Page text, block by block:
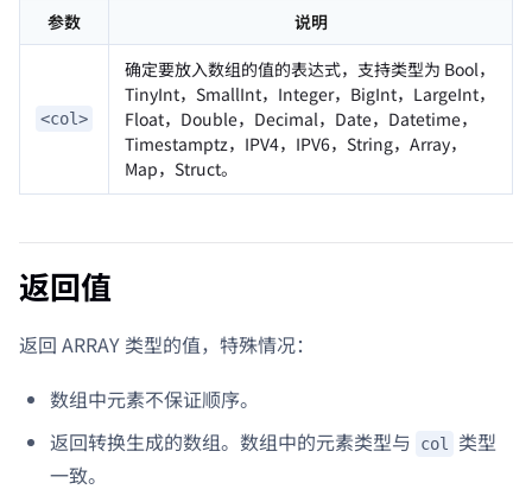
参数 说明
<col>
确定要放入数组的值的表达式，支持类型为 Bool，
TinyInt，SmallInt，Integer，BigInt，LargeInt，
Float，Double，Decimal，Date，Datetime，
Timestamptz，IPV4，IPV6，String，Array，
Map，Struct。
返回值
返回 ARRAY 类型的值，特殊情况：
数组中元素不保证顺序。
返回转换生成的数组。数组中的元素类型与
col
类型
一致。